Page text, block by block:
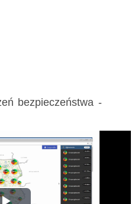
bezpieczeństwa -